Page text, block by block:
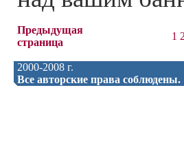
Предыдущая
страница
1 2
2000-2008 г.
Все авторские права соблюдены.